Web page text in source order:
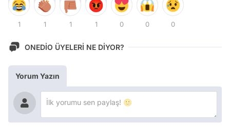
1 1 1 1 0 0 0
ONEDİO ÜYELERİ NE DİYOR?
Yorum Yazın